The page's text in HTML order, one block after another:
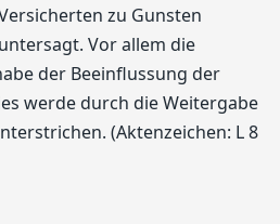
zu Gunsten
Vor allem die
der Beeinflussung der
werde durch die Weitergabe
(Aktenzeichen: L 8